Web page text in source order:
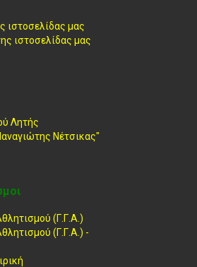
ιστοσελίδας μας
ιστοσελίδας μας
Λητής
Νέτσικας"
(Γ.Γ.Α.)
(Γ.Γ.Α.) -